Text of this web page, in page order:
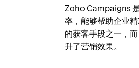
Zoho Campaigns
率，能够帮助企业
的获客手段之一，
升了营销效果。